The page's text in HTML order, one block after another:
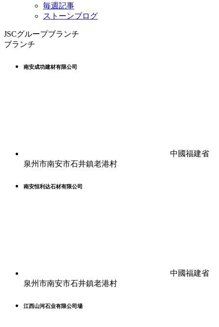
毎週記事
ストーンブログ
JSCグループブランチ
ブランチ
南安成功建材有限公司
中國福建省
泉州市南安市石井鎮老港村
南安恒利达石材有限公司
中國福建省
泉州市南安市石井鎮老港村
江西山河石业有限公司場